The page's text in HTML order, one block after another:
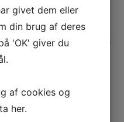
tilladelse til, at
én betalingstransaktion
så længe
gennemføres
ApS er alene
på
yderligere beløb skal
givet dem eller
din brug af deres
'OK' giver du
af cookies og
her.